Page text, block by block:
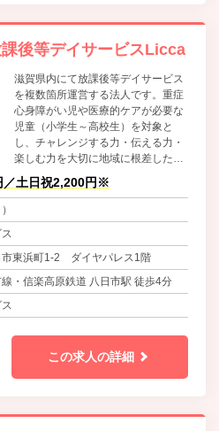
後等デイサービスLicca
滋賀県内にて放課後等デイサービス
を複数箇所運営する法人です。重症
心身障がい児や医療的ケアが必要な
児童（小学生～高校生）を対象と
し、チャレンジする力・伝える力・
楽しむ力を大切に地域に根差したデ
イサービスを目指しています。
／土日祝2,200円※
市東浜町1-2 ダイヤパレス1階
・信楽高原鉄道 八日市駅 徒歩4分
この求人の詳細